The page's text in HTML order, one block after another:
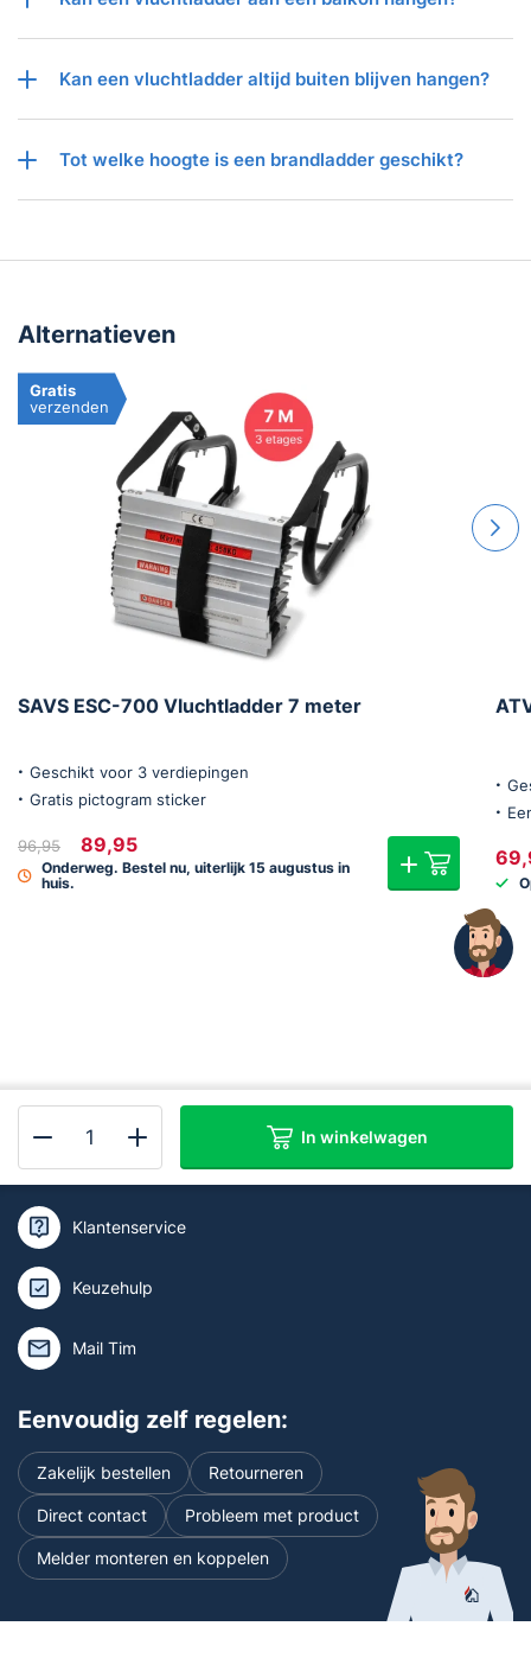
Kan een vluchtladder altijd buiten blijven hangen?
Tot welke hoogte is een brandladder geschikt?
Alternatieven
Gratis
verzenden
SAVS ESC-700 Vluchtladder 7 meter
Geschikt voor 3 verdiepingen
Gratis pictogram sticker
96,95
Oorspronkelijke
prijs
was:
89,95
prijs
is:
Onderweg. Bestel nu, uiterlijk 15 augustus in
huis.
ESC-
450
Vluchtladder
4,5
meter
aantal
In winkelwagen
Kan ik je helpen of wil je deskundig
advies?
Klantenservice
Keuzehulp
Mail Tim
Eenvoudig zelf regelen:
Zakelijk bestellen Retourneren
Direct contact Probleem met product
Melder monteren en koppelen